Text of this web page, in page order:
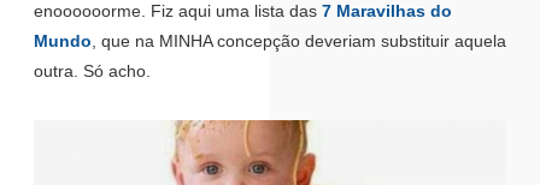
enoooooorme. Fiz aqui uma lista das 7 Maravilhas do
Mundo , que na MINHA concepção deveriam substituir aquela
outra. Só acho.